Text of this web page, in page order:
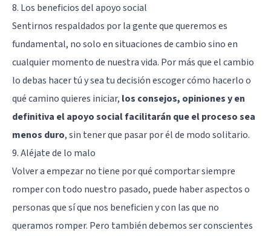
8. Los beneficios del apoyo social
Sentirnos respaldados por la gente que queremos es
fundamental, no solo en situaciones de cambio sino en
cualquier momento de nuestra vida. Por más que el cambio
lo debas hacer tú y sea tu decisión escoger cómo hacerlo o
qué camino quieres iniciar, los consejos, opiniones y en
definitiva el apoyo social facilitarán que el proceso sea
menos duro, sin tener que pasar por él de modo solitario.
9. Aléjate de lo malo
Volver a empezar no tiene por qué comportar siempre
romper con todo nuestro pasado, puede haber aspectos o
personas que sí que nos beneficien y con las que no
queramos romper. Pero también debemos ser conscientes